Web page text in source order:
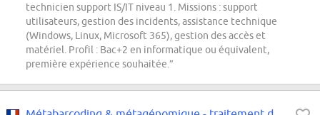
technicien support IS/IT niveau 1. Missions : support
utilisateurs, gestion des incidents, assistance technique
(Windows, Linux, Microsoft 365), gestion des accès et
matériel. Profil : Bac+2 en informatique ou équivalent,
première expérience souhaitée.”